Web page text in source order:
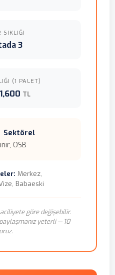
SIKLIĞI
3
(1 PALET)
TL
Sektörel
OSB
Merkez,
Babaeski
göre değişebilir.
yeterli — 10